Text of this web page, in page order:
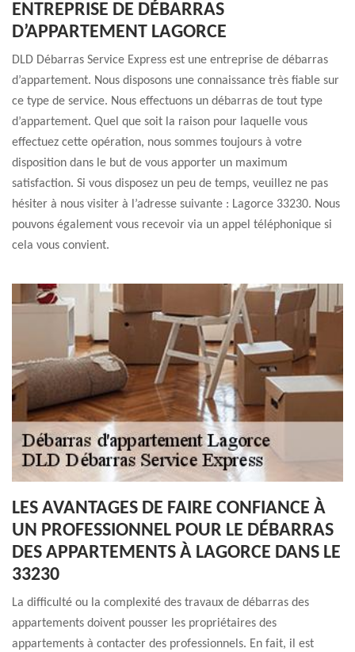
ENTREPRISE DE DÉBARRAS
D’APPARTEMENT LAGORCE
DLD Débarras Service Express est une entreprise de débarras
d’appartement. Nous disposons une connaissance très fiable sur
ce type de service. Nous effectuons un débarras de tout type
d’appartement. Quel que soit la raison pour laquelle vous
effectuez cette opération, nous sommes toujours à votre
disposition dans le but de vous apporter un maximum
satisfaction. Si vous disposez un peu de temps, veuillez ne pas
hésiter à nous visiter à l’adresse suivante : Lagorce 33230. Nous
pouvons également vous recevoir via un appel téléphonique si
cela vous convient.
LES AVANTAGES DE FAIRE CONFIANCE À
UN PROFESSIONNEL POUR LE DÉBARRAS
DES APPARTEMENTS À LAGORCE DANS LE
33230
La difficulté ou la complexité des travaux de débarras des
appartements doivent pousser les propriétaires des
appartements à contacter des professionnels. En fait, il est